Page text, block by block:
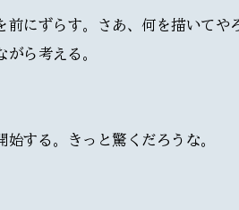
にずらす。さあ、何を描いてや
ら考える。
する。きっと驚くだろうな。